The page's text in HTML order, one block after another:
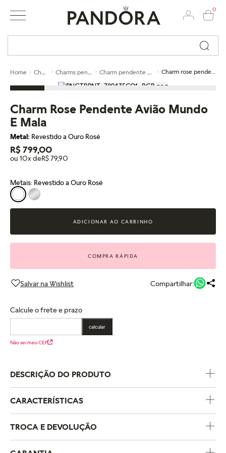
0
Busque por nome ou código...
Home Charm rose pendente avião mundo e mala
Charm Rose Pendente Avião Mundo
E Mala
Metal: Revestido a Ouro Rosé
R$ 799,00
ou 10x deR$ 79,90
Metais: Revestido a Ouro Rosé
ADICIONAR AO CARRINHO
COMPRA RÁPIDA
Compartilhar:
Calcule o frete e prazo
calcular
Não sei meu CEP
DESCRIÇÃO DO PRODUTO
CARACTERÍSTICAS
Coleção
Pandora Moments
TROCA E DEVOLUÇÃO